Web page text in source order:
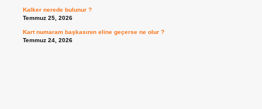
Kalker nerede bulunur ?
Temmuz 25, 2026
Kart numaram başkasının eline geçerse ne olur ?
Temmuz 24, 2026